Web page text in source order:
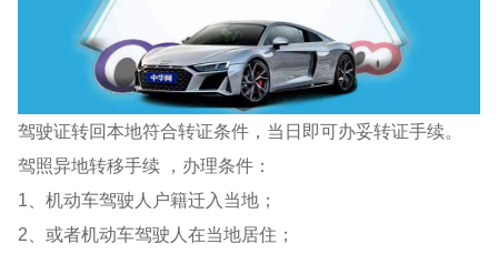
驾驶证转回本地符合转证条件，当日即可办妥转证手续。
驾照异地转移手续 ，办理条件：
1、机动车驾驶人户籍迁入当地；
2、或者机动车驾驶人在当地居住；